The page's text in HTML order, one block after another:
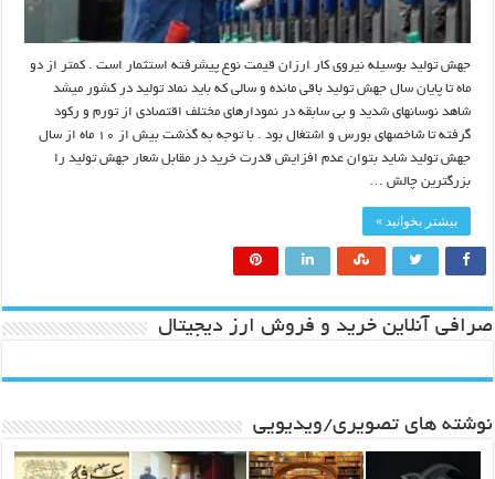
جهش تولید بوسیله نیروی کار ارزان قیمت نوع پیشرفته استثمار است . کمتر از دو
ماه تا پایان سال جهش تولید باقی مانده و سالی که باید نماد تولید در کشور میشد
شاهد نوسانهای شدید و بی سابقه در نمودارهای مختلف اقتصادی از تورم و رکود
گرفته تا شاخصهای بورس و اشتغال بود . با توجه به گذشت بیش از ۱۰ ماه از سال
جهش تولید شاید بتوان عدم افزایش قدرت خرید در مقابل شعار جهش تولید را
بزرگترین چالش …
بیشتر بخوانید »
صرافی آنلاین خرید و فروش ارز دیجیتال
نوشته های تصویری/ویدیویی